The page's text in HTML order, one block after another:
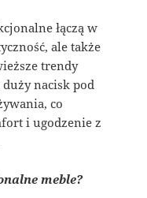
łączą w
ale także
trendy
nacisk pod
co
i ugodzenie z
meble?